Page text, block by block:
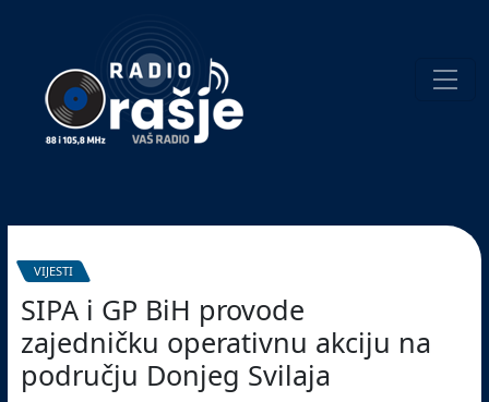
website!
VIJESTI
SIPA i GP BiH provode
zajedničku operativnu akciju na
području Donjeg Svilaja